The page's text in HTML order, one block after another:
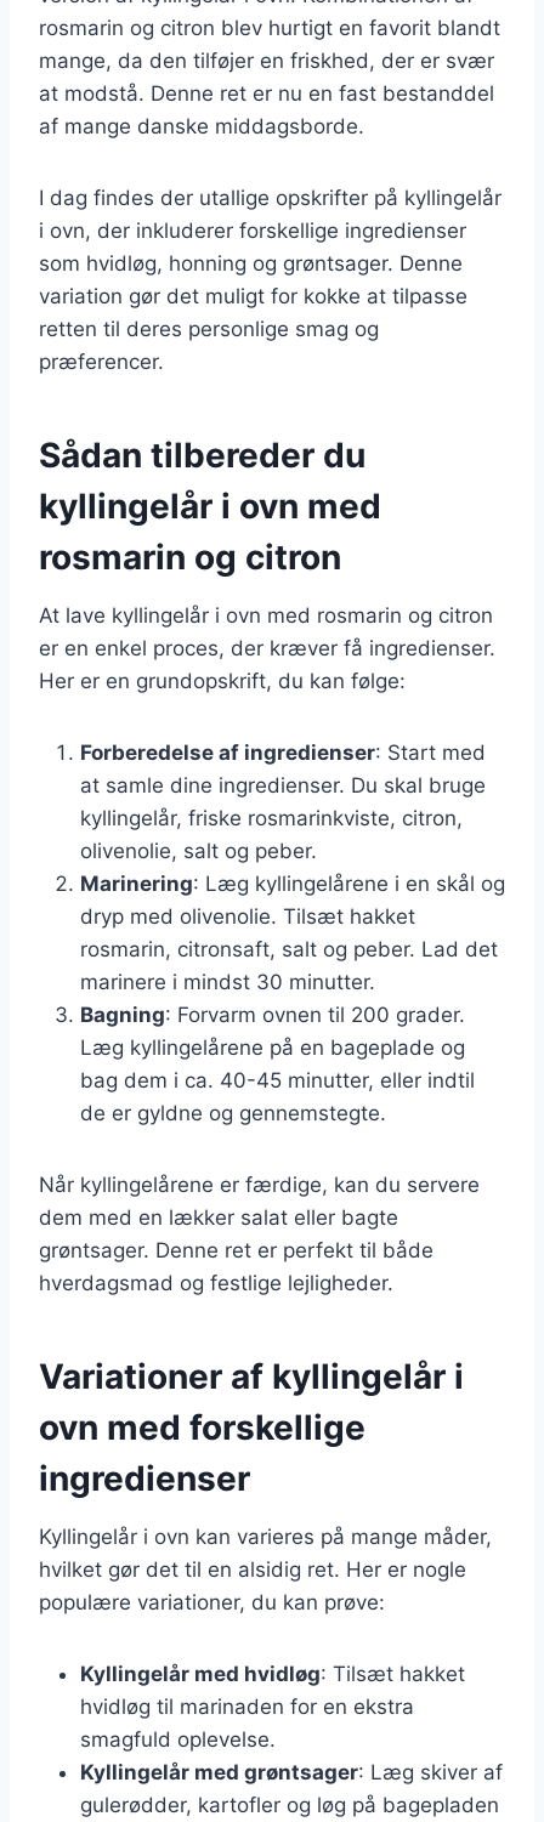
rosmarin og citron blev hurtigt en favorit blandt
mange, da den tilføjer en friskhed, der er svær
at modstå. Denne ret er nu en fast bestanddel
af mange danske middagsborde.
I dag findes der utallige opskrifter på kyllingelår
i ovn, der inkluderer forskellige ingredienser
som hvidløg, honning og grøntsager. Denne
variation gør det muligt for kokke at tilpasse
retten til deres personlige smag og
præferencer.
Sådan tilbereder du
kyllingelår i ovn med
rosmarin og citron
At lave kyllingelår i ovn med rosmarin og citron
er en enkel proces, der kræver få ingredienser.
Her er en grundopskrift, du kan følge:
Forberedelse af ingredienser: Start med
at samle dine ingredienser. Du skal bruge
kyllingelår, friske rosmarinkviste, citron,
olivenolie, salt og peber.
Marinering: Læg kyllingelårene i en skål og
dryp med olivenolie. Tilsæt hakket
rosmarin, citronsaft, salt og peber. Lad det
marinere i mindst 30 minutter.
Bagning: Forvarm ovnen til 200 grader.
Læg kyllingelårene på en bageplade og
bag dem i ca. 40-45 minutter, eller indtil
de er gyldne og gennemstegte.
Når kyllingelårene er færdige, kan du servere
dem med en lækker salat eller bagte
grøntsager. Denne ret er perfekt til både
hverdagsmad og festlige lejligheder.
Variationer af kyllingelår i
ovn med forskellige
ingredienser
Kyllingelår i ovn kan varieres på mange måder,
hvilket gør det til en alsidig ret. Her er nogle
populære variationer, du kan prøve:
Kyllingelår med hvidløg: Tilsæt hakket
hvidløg til marinaden for en ekstra
smagfuld oplevelse.
Kyllingelår med grøntsager: Læg skiver af
gulerødder, kartofler og løg på bagepladen